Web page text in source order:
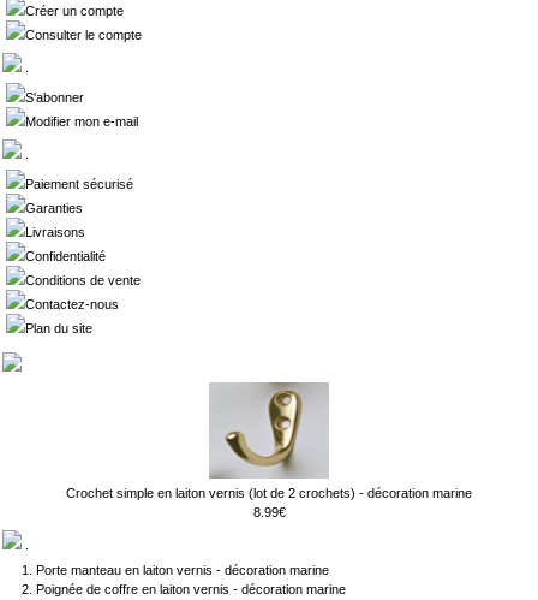
Créer un compte
Consulter le compte
S'abonner
Modifier mon e-mail
Paiement sécurisé
Garanties
Livraisons
Confidentialité
Conditions de vente
Contactez-nous
Plan du site
Crochet simple en laiton vernis (lot de 2 crochets) - décoration marine
8.99€
Porte manteau en laiton vernis - décoration marine
Poignée de coffre en laiton vernis - décoration marine